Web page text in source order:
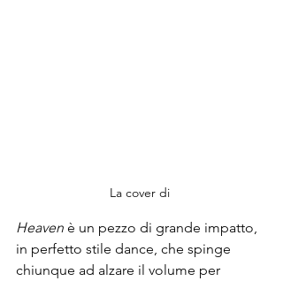
La cover di
Heaven è un pezzo di grande impatto,
in perfetto stile dance, che spinge
chiunque ad alzare il volume per